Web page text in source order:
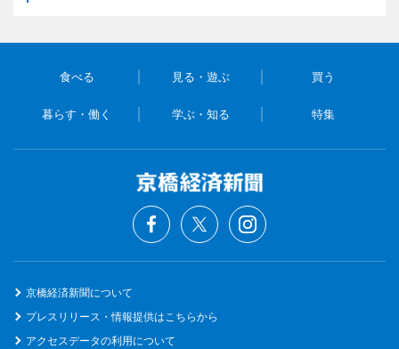
食べる 見る・遊ぶ 買う
暮らす・働く 学ぶ・知る 特集
京橋経済新聞について
プレスリリース・情報提供はこちらから
アクセスデータの利用について